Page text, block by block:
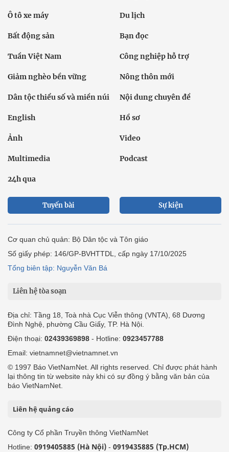
Ô tô xe máy Du lịch
Bất động sản Bạn đọc
Tuần Việt Nam Công nghiệp hỗ trợ
Giảm nghèo bền vững Nông thôn mới
Dân tộc thiểu số và miền núi Nội dung chuyên đề
English Hồ sơ
Ảnh Video
Multimedia Podcast
24h qua
Tuyến bài Sự kiện
Cơ quan chủ quản: Bộ Dân tộc và Tôn giáo
Số giấy phép: 146/GP-BVHTTDL, cấp ngày 17/10/2025
Tổng biên tập: Nguyễn Văn Bá
Liên hệ tòa soạn
Địa chỉ: Tầng 18, Toà nhà Cục Viễn thông (VNTA), 68 Dương
Đình Nghệ, phường Cầu Giấy, TP. Hà Nội.
Điện thoại: 02439369898 - Hotline: 0923457788
Email: vietnamnet@vietnamnet.vn
© 1997 Báo VietNamNet. All rights reserved. Chỉ được phát hành
lại thông tin từ website này khi có sự đồng ý bằng văn bản của
báo VietNamNet.
Liên hệ quảng cáo
Công ty Cổ phần Truyền thông VietNamNet
Hotline: 0919405885 (Hà Nội) - 0919435885 (Tp.HCM)